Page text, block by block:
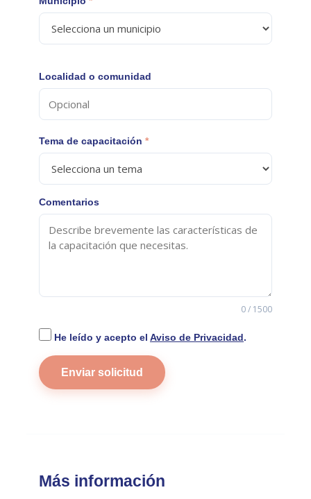
Localidad o comunidad
Tema de capacitación *
Comentarios
0 / 1500
He leído y acepto el Aviso de Privacidad .
Enviar solicitud
Más información